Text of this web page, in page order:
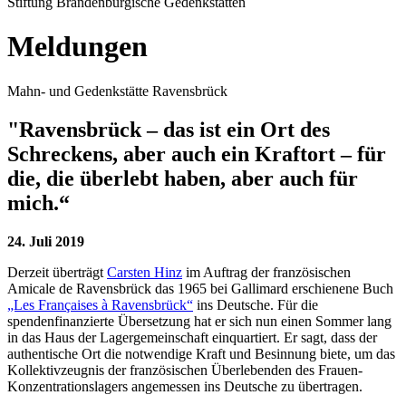
Meldungen
Mahn- und Gedenkstätte Ravensbrück
"Ravensbrück – das ist ein Ort des
Schreckens, aber auch ein Kraftort – für
die, die überlebt haben, aber auch für
mich.“
24. Juli 2019
Derzeit überträgt Carsten Hinz im Auftrag der französischen
Amicale de Ravensbrück das 1965 bei Gallimard erschienene Buch
„Les Françaises à Ravensbrück“ ins Deutsche. Für die
spendenfinanzierte Übersetzung hat er sich nun einen Sommer lang
in das Haus der Lagergemeinschaft einquartiert. Er sagt, dass der
authentische Ort die notwendige Kraft und Besinnung biete, um das
Kollektivzeugnis der französischen Überlebenden des Frauen-
Konzentrationslagers angemessen ins Deutsche zu übertragen.